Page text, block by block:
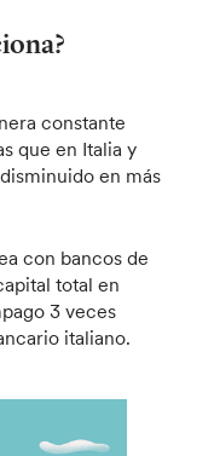
constante
que en Italia y
en más
con bancos de
total en
3 veces
italiano.